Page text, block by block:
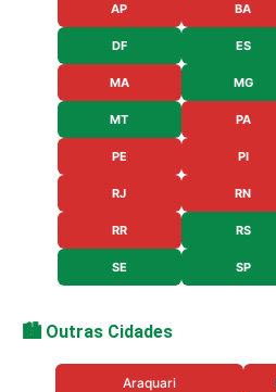
AP BA
DF ES
MA MG
MT PA
PE PI
RJ RN
RR RS
SE SP
🏙️ Outras Cidades
Araquari